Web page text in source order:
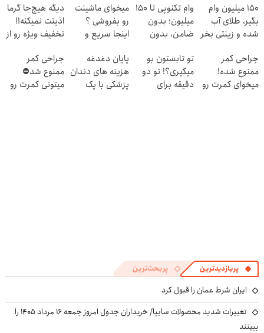
150 میلیون وام
بگیر، طلای آب
شده و زینتی بخر
وام تکنوپی تا ۱۵۰
میلیون؛ بدون
ضامن، بدون
میخوای ماشینت
رو بفروشی ؟
اینجا سریع و
✅
دیگه هیچ‌جا گرما
اذیتت نمیکنه!!
تخفیف ویژه رو از
جراحی کمر
ممنوع شده!
میخوای کمرت رو
تو تابستون بو
میگیری؟! تو دو
دقیقه برای
پایان دغدغه
هزینه های دندان
پزشکی با پک
جراحی کمر
ممنوع شد⛔
میتونی کمرت رو
پربازدیدترین پربحث‌ترین
ایران شرط عمان را قبول کرد
تغییرات شدید محصولات سایپا/ خریداران جدول امروز جمعه ۱۶ مرداد ۱۴۰۵ را
ببینند